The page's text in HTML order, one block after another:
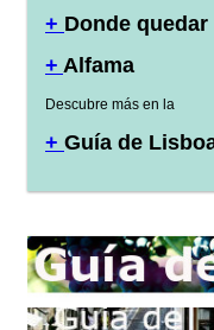
+ Donde quedar
+ Alfama
Descubre más en la
+ Guía de